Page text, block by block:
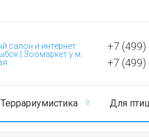
+7 (499)
+7 (499)
Террариумистика Для